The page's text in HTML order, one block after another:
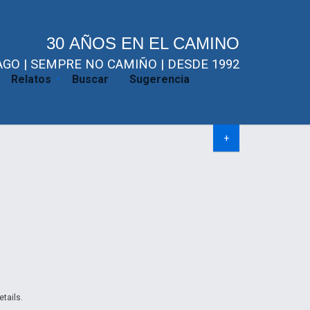
30 AÑOS EN EL CAMINO
| SEMPRE NO CAMIÑO | DESDE 1992
Relatos Buscar Sugerencia
+